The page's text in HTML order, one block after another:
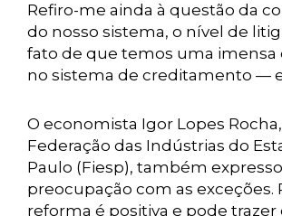
Refiro-me ainda à questão da
do nosso sistema, o nível de
fato de que temos uma imensa
no sistema de creditamento —
O economista Igor Lopes
Federação das Indústrias do
Paulo (Fiesp), também
preocupação com as exceções.
reforma é positiva e pode trazer